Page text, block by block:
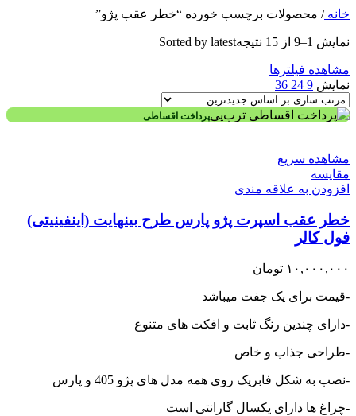
خانه/ محصولات برچسب خورده “خطر عقب پژو”
نمایش 1–9 از 15 نتیجه Sorted by latest
مشاهده فیلترها
نمایش 9
24
36
پرداخت اقساطی
مشاهده سریع
مقایسه
افزودن به علاقه مندی
خطر عقب اسپرت پژو پارس طرح بینهایت (اینفینیتی)
فول کالر
۱۰,۰۰۰,۰۰۰ تومان
-قیمت برای یک جفت میباشد
-دارای چندین رنگ ثابت و افکت های متنوع
-طراحی جذاب و خاص
-نصب به شکل فابریک روی همه مدل های پژو 405 و پارس
-چراغ ها دارای یکسال گارانتی است